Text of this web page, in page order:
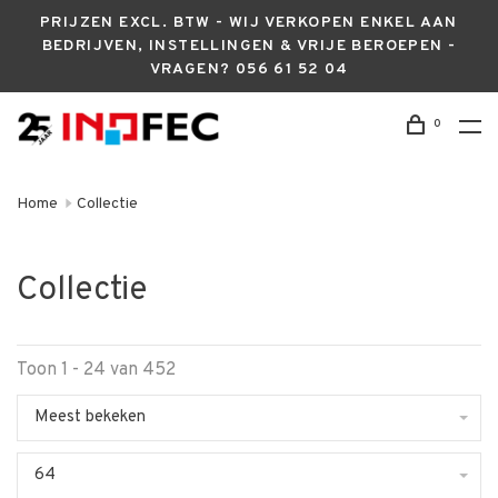
PRIJZEN EXCL. BTW - WIJ VERKOPEN ENKEL AAN
BEDRIJVEN, INSTELLINGEN & VRIJE BEROEPEN -
VRAGEN? 056 61 52 04
0
Home Collectie
Collectie
Toon 1 - 24 van 452
Meest bekeken
64